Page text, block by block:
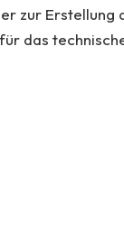
zur Erstellung
das